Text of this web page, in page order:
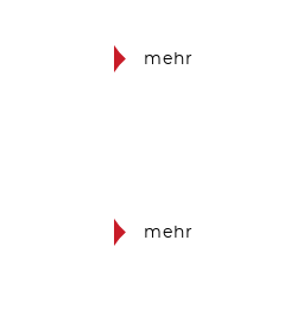
mehr
mehr